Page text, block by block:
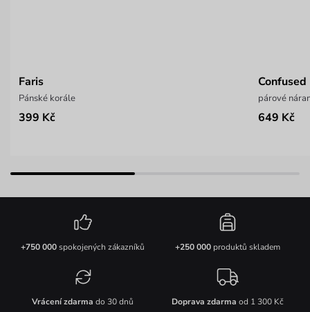
Faris
Pánské korále
399 Kč
párové
649 Kč
+750 000spokojených zákazníků +250 000produktů skladem
Vrácení zdarma do 30 dnů Doprava zdarma od 1 300 Kč